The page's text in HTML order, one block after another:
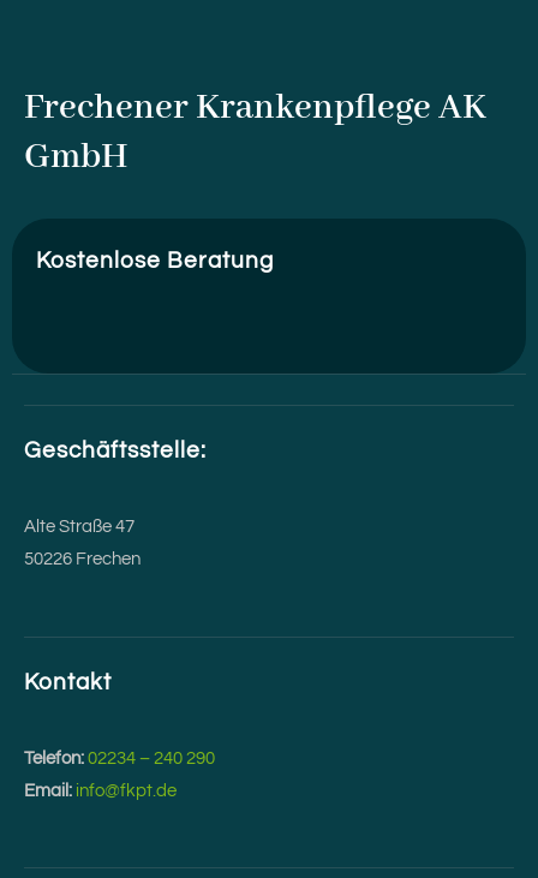
Frechener Krankenpflege AK
GmbH
Kostenlose Beratung
Geschäftsstelle:
Alte Straße 47
50226 Frechen
Kontakt
Telefon: 02234 – 240 290
Email: info@fkpt.de